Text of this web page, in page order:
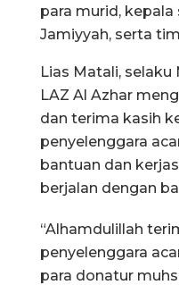
para murid,
Jamiyyah, serta
Lias Matali,
LAZ Al Azhar
dan terima kasih
penyelenggara
bantuan dan
berjalan dengan
“Alhamdulillah
penyelenggara
para donatur